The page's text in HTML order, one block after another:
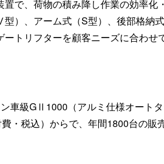
置で、荷物の積み降し作業の効率化
）、アーム式（S型）、後部格納
ートリフターを顧客ニーズに合わせ
車級GⅡ1000（アルミ仕様オート
・税込）からで、年間1800台の販